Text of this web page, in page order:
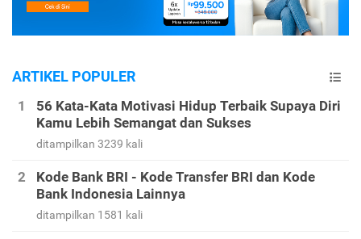
ARTIKEL POPULER
56 Kata-Kata Motivasi Hidup Terbaik Supaya Diri
Kamu Lebih Semangat dan Sukses
ditampilkan 3239 kali
Kode Bank BRI - Kode Transfer BRI dan Kode
Bank Indonesia Lainnya
ditampilkan 1581 kali